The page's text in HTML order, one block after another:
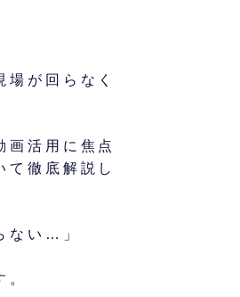
が回らなく
画活用に焦点
て徹底解説し
ない…」
。